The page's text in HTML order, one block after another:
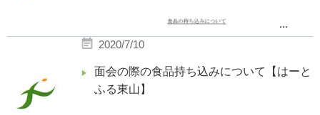
...
2020/7/10
面会の際の食品持ち込みについて【はーと
ふる東山】